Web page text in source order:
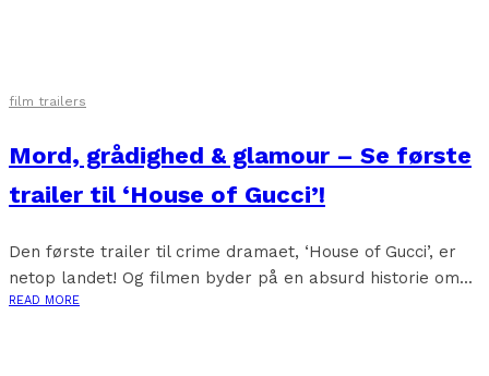
film trailers
Mord, grådighed & glamour – Se første
trailer til ‘House of Gucci’!
Den første trailer til crime dramaet, ‘House of Gucci’, er
netop landet! Og filmen byder på en absurd historie om...
READ MORE